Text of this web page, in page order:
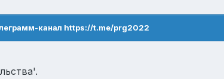
канал https://t.me/prg2022